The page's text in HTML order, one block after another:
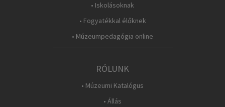
• Iskolásoknak
• Fogyatékkal élőknek
• Múzeumpedagógia online
RÓLUNK
• Múzeumi Katalógus
• Állás